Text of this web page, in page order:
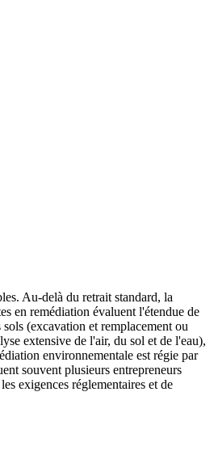
Au-delà du retrait standard, la
en remédiation évaluent l'étendue de
(excavation et remplacement ou
extensive de l'air, du sol et de l'eau),
environnementale est régie par
souvent plusieurs entrepreneurs
exigences réglementaires et de